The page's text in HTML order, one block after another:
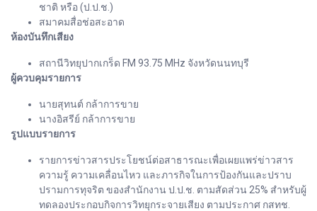
ชาติ หรือ (ป.ป.ช.)
สมาคมสื่อช่อสะอาด
ห้องบันทึกเสียง
สถานีวิทยุปากเกร็ด FM 93.75 MHz จังหวัดนนทบุรี
ผู้ควบคุมรายการ
นายสุทนต์ กล้าการขาย
นางอิสรีย์ กล้าการขาย
รูปแบบรายการ
รายการข่าวสารประโยชน์ต่อสาธารณะเพื่อเผยแพร่ข่าวสาร
ความรู้ ความเคลื่อนไหว และภารกิจในการป้องกันและปราบ
ปรามการทุจริต ของสำนักงาน ป.ป.ช. ตามสัดส่วน 25% สำหรับผู้
ทดลองประกอบกิจการวิทยุกระจายเสียง ตามประกาศ กสทช.